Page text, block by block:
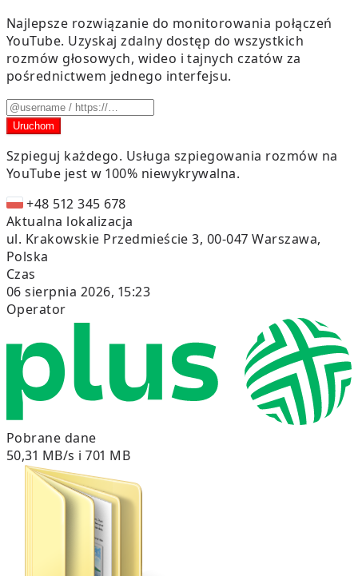
Najlepsze rozwiązanie do monitorowania połączeń
YouTube. Uzyskaj zdalny dostęp do wszystkich
rozmów głosowych, wideo i tajnych czatów za
pośrednictwem jednego interfejsu.
Uruchom
Szpieguj każdego. Usługa szpiegowania rozmów na
YouTube jest w 100% niewykrywalna.
+48 512 345 678
Aktualna lokalizacja
ul. Krakowskie Przedmieście 3, 00-047 Warszawa,
Polska
Czas
06 sierpnia 2026, 15:23
Operator
Pobrane dane
50,31 MB/s i 701 MB